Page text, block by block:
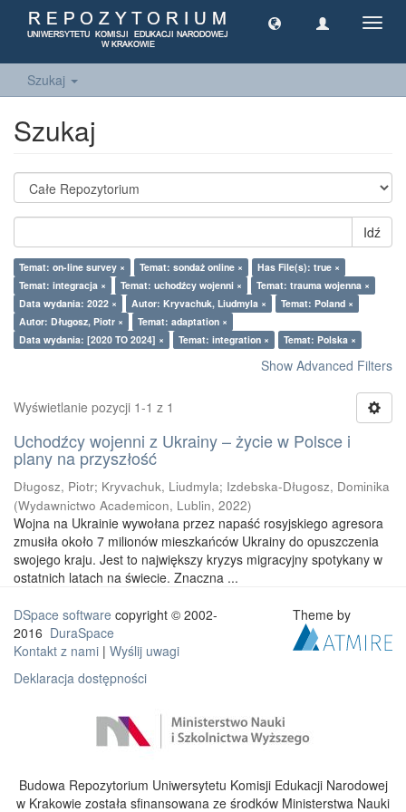
Szukaj
Szukaj
Idź
Temat: on-line survey × Temat: sondaż online ×
Has File(s): true ×
Temat: integracja ×
Temat: uchodźcy wojenni ×
Temat: trauma wojenna ×
Data wydania: 2022 ×
Autor: Kryvachuk, Liudmyla ×
Temat: Poland ×
Autor: Długosz, Piotr ×
Temat: adaptation ×
Data wydania: [2020 TO 2024] ×
Temat: integration × Temat: Polska ×
Show Advanced Filters
Wyświetlanie pozycji 1-1 z 1
Uchodźcy wojenni z Ukrainy – życie w Polsce i
plany na przyszłość
Długosz, Piotr; Kryvachuk, Liudmyla; Izdebska-Długosz, Dominika
(Wydawnictwo Academicon, Lublin, 2022)
Wojna na Ukrainie wywołana przez napaść rosyjskiego agresora
zmusiła około 7 milionów mieszkańców Ukrainy do opuszczenia
swojego kraju. Jest to największy kryzys migracyjny spotykany w
ostatnich latach na świecie. Znaczna ...
DSpace software copyright © 2002-
2016 DuraSpace
Kontakt z nami | Wyślij uwagi
Deklaracja dostępności
Theme by
Budowa Repozytorium Uniwersytetu Komisji Edukacji Narodowej
w Krakowie została sfinansowana ze środków Ministerstwa Nauki